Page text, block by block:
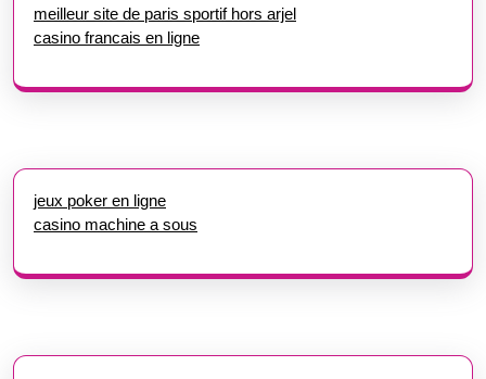
meilleur site de paris sportif hors arjel
casino francais en ligne
jeux poker en ligne
casino machine a sous